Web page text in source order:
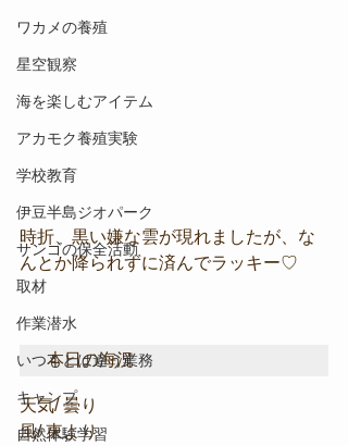
ワカメの養殖
星空観察
海を楽しむアイテム
アカモク養殖実験
学校教育
伊豆半島ジオパーク
サンゴの保全活動
取材
作業潜水
いつもとは違う業務
キャンプ
自然体験学習
時折、黒い嫌な雲が現れましたが、な
んとか降られずに済んでラッキー♡
本日の海況
天気/ 曇り
風/ 東より